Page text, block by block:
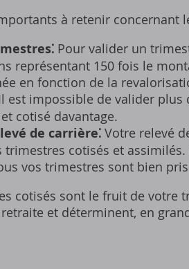
à retenir concernant
Pour valider un
représentant 150 fois le
en fonction de la
est impossible de valider plus
cotisé davantage.
de carrière⁚ Votre relevé
trimestres cotisés et
vos trimestres sont bien
cotisés sont le fruit de
et déterminent‚ en